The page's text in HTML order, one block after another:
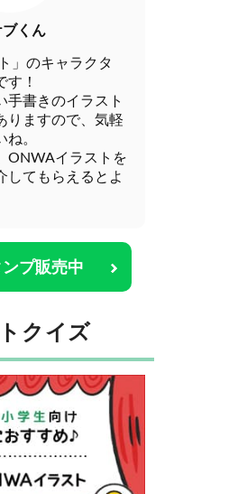
ブくん
」のキャラクタ
す！
手書きのイラスト
りますので、気軽
。
ONWAイラストを
してもらえるとよ
ンプ販売中
クイズ